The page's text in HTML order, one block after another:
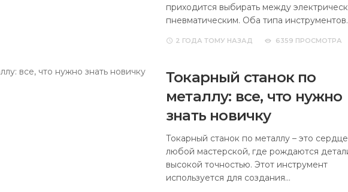
приходится выбирать между
пневматическим. Оба типа
2 ГОДА ТОМУ НАЗАД 6359 ПРОСМОТРА
Токарный станок по
металлу: все, что нужно
знать новичку
Токарный станок по металлу – это сердце
любой мастерской, где рождаются
высокой точностью. Этот инструмент
используется для создания…